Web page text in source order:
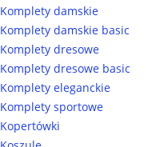
Komplety damskie
Komplety damskie basic
Komplety dresowe
Komplety dresowe basic
Komplety eleganckie
Komplety sportowe
Kopertówki